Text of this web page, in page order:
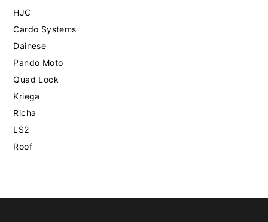
HJC
Cardo Systems
Dainese
Pando Moto
Quad Lock
Kriega
Richa
LS2
Roof